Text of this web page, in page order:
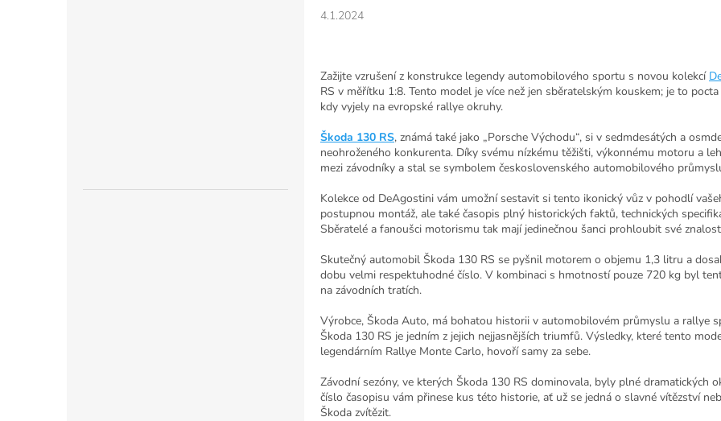
4.1.2024
Zažijte vzrušení z konstrukce legendy automobilového sportu s novou kolekcí
RS v měřítku 1:8. Tento model je více než jen sběratelským kouskem; je to
kdy vyjely na evropské rallye okruhy.
Škoda 130 RS, známá také jako „Porsche Východu“, si v sedmdesátých a
neohroženého konkurenta. Díky svému nízkému těžišti, výkonnému motoru a
mezi závodníky a stal se symbolem československého automobilového
Kolekce od DeAgostini vám umožní sestavit si tento ikonický vůz v pohodlí
postupnou montáž, ale také časopis plný historických faktů, technických
Sběratelé a fanoušci motorismu tak mají jedinečnou šanci prohloubit své
Skutečný automobil Škoda 130 RS se pyšnil motorem o objemu 1,3 litru a
dobu velmi respektuhodné číslo. V kombinaci s hmotností pouze 720 kg byl
na závodních tratích.
Výrobce, Škoda Auto, má bohatou historii v automobilovém průmyslu a rallye
Škoda 130 RS je jedním z jejich nejjasnějších triumfů. Výsledky, které tento
legendárním Rallye Monte Carlo, hovoří samy za sebe.
Závodní sezóny, ve kterých Škoda 130 RS dominovala, byly plné dramatických
číslo časopisu vám přinese kus této historie, ať už se jedná o slavné vítězství
Škoda zvítězit.